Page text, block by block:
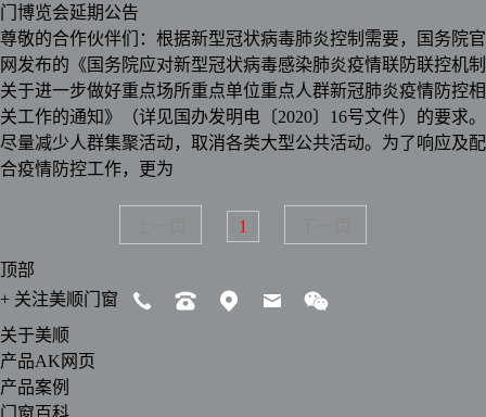
门博览会延期公告
尊敬的合作伙伴们：根据新型冠状病毒肺炎控制需要，国务院官
网发布的《国务院应对新型冠状病毒感染肺炎疫情联防联控机制
关于进一步做好重点场所重点单位重点人群新冠肺炎疫情防控相
关工作的通知》（详见国办发明电〔2020〕16号文件）的要求。
尽量减少人群集聚活动，取消各类大型公共活动。为了响应及配
合疫情防控工作，更为
1
顶部
+ 关注美顺门窗
关于美顺
产品AK网页
产品案例